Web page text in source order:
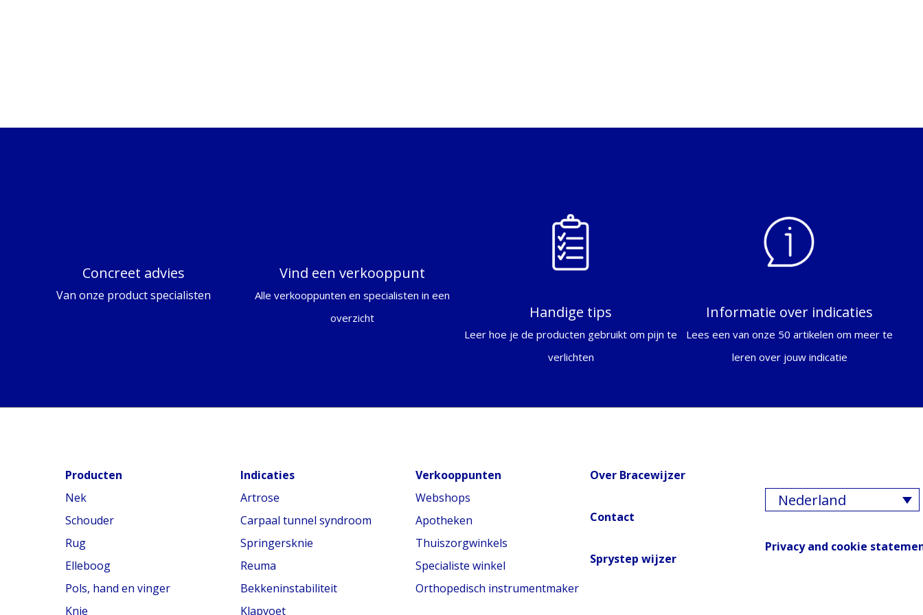
Concreet advies
Van onze product specialisten
Vind een verkooppunt
Alle verkooppunten en specialisten in een
overzicht
Handige tips
Leer hoe je de producten gebruikt om pijn te
verlichten
Informatie over indicaties
Lees een van onze 50 artikelen om meer te
leren over jouw indicatie
Producten
Nek
Schouder
Rug
Elleboog
Pols, hand en vinger
Knie
Indicaties
Artrose
Carpaal tunnel syndroom
Springersknie
Reuma
Bekkeninstabiliteit
Klapvoet
Verkooppunten
Webshops
Apotheken
Thuiszorgwinkels
Specialiste winkel
Orthopedisch instrumentmaker
Over Bracewijzer
Contact
Sprystep wijzer
Nederland
Privacy and cookie